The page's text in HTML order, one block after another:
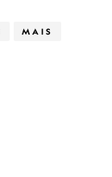
MAIS